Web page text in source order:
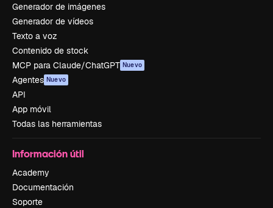
Generador de imágenes
Generador de vídeos
Texto a voz
Contenido de stock
MCP para Claude/ChatGPT Nuevo
Agentes Nuevo
API
App móvil
Todas las herramientas
Información útil
Academy
Documentación
Soporte